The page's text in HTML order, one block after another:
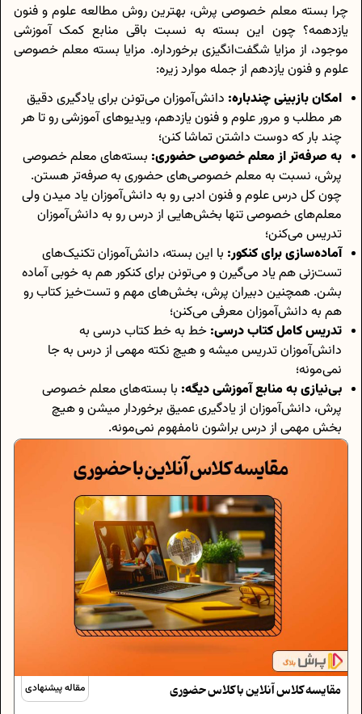
چرا بسته معلم خصوصی پرش، بهترین روش مطالعه علوم و فنون
یازدهمه؟ چون این بسته به نسبت باقی منابع کمک آموزشی
موجود، از مزایا شگفت‌انگیزی برخورداره. مزایا بسته معلم خصوصی
علوم و فنون یازدهم از جمله موارد زیره:
امکان بازبینی چندباره: دانش‌آموزان می‌تونن برای یادگیری دقیق
هر مطلب و مرور علوم و فنون یازدهم، ویدیوهای آموزشی رو تا هر
چند بار که دوست داشتن تماشا کنن؛
به صرفه‌تر از معلم خصوصی حضوری: بسته‌های معلم خصوصی
پرش، نسبت به معلم خصوصی‌های حضوری به صرفه‌تر هستن.
چون کل درس علوم و فنون ادبی رو به دانش‌آموزان یاد میدن ولی
معلم‌های خصوصی تنها بخش‌هایی از درس رو به دانش‌آموزان
تدریس می‌کنن؛
آماده‌سازی برای کنکور: با این بسته، دانش‌آموزان تکنیک‌های
تست‌زنی هم یاد می‌گیرن و می‌تونن برای کنکور هم به خوبی آماده
بشن. همچنین دبیران پرش، بخش‌های مهم و تست‌خیز کتاب رو
هم به دانش‌آموزان معرفی می‌کنن؛
تدریس کامل کتاب درسی: خط به خط کتاب درسی به
دانش‌آموزان تدریس میشه و هیچ نکته مهمی از درس به جا
نمی‌مونه؛
بی‌نیازی به منابع آموزشی دیگه: با بسته‌های معلم خصوصی
پرش، دانش‌آموزان از یادگیری عمیق برخوردار میشن و هیچ
بخش مهمی از درس براشون نامفهوم نمی‌مونه.
مقاله پیشنهادی مقایسه کلاس آنلاین با کلاس حضوری